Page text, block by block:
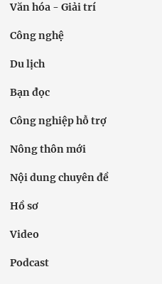
Văn hóa - Giải trí
Công nghệ
Du lịch
Bạn đọc
Công nghiệp hỗ trợ
Nông thôn mới
Nội dung chuyên đề
Hồ sơ
Video
Podcast